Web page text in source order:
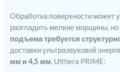
Обработка поверхности может
разгладить мелкие морщины, но
подъема требуется
доставки ультразвуковой
мм и 4,5 мм, Ulthera PRIME: